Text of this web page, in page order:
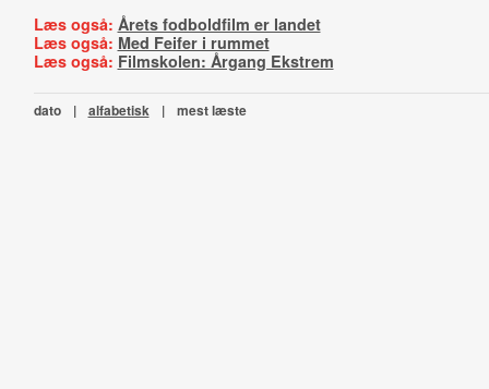
Læs også: Årets fodboldfilm er landet
Læs også: Med Feifer i rummet
Læs også: Filmskolen: Årgang Ekstrem
dato | alfabetisk | mest læste